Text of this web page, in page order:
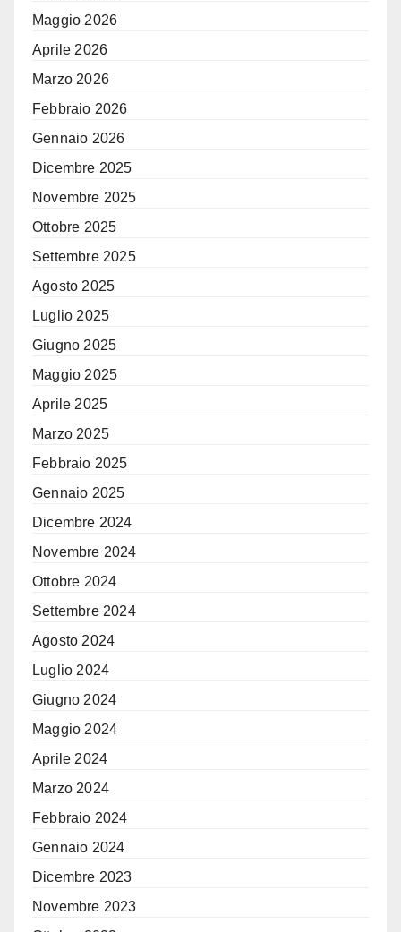
Maggio 2026
Aprile 2026
Marzo 2026
Febbraio 2026
Gennaio 2026
Dicembre 2025
Novembre 2025
Ottobre 2025
Settembre 2025
Agosto 2025
Luglio 2025
Giugno 2025
Maggio 2025
Aprile 2025
Marzo 2025
Febbraio 2025
Gennaio 2025
Dicembre 2024
Novembre 2024
Ottobre 2024
Settembre 2024
Agosto 2024
Luglio 2024
Giugno 2024
Maggio 2024
Aprile 2024
Marzo 2024
Febbraio 2024
Gennaio 2024
Dicembre 2023
Novembre 2023